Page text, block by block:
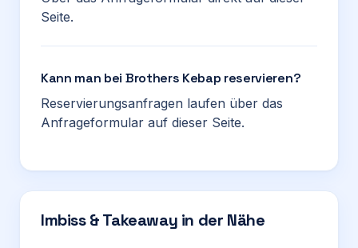
Seite.
Kann man bei Brothers Kebap reservieren?
Reservierungsanfragen laufen über das
Anfrageformular auf dieser Seite.
Imbiss & Takeaway in der Nähe